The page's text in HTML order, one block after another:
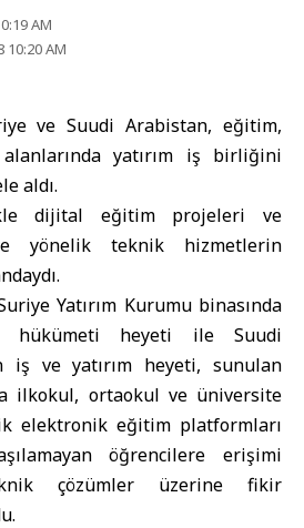
AM
AM
ve Suudi Arabistan, eğitim,
yatırım iş birliğini
aldı.
dijital eğitim projeleri ve
yönelik teknik hizmetlerin
Yatırım Kurumu binasında
hükümeti heyeti ile Suudi
iş ve yatırım heyeti, sunulan
ilkokul, ortaokul ve üniversite
elektronik eğitim platformları
öğrencilere erişimi
çözümler üzerine fikir